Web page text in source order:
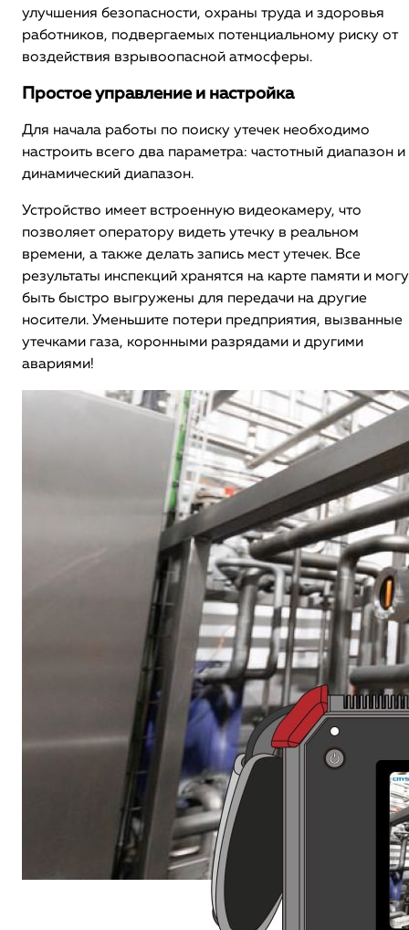
улучшения безопасности, охраны труда и здоровья
работников, подвергаемых потенциальному риску от
воздействия взрывоопасной атмосферы.
Простое управление и настройка
Для начала работы по поиску утечек необходимо
настроить всего два параметра: частотный диапазон и
динамический диапазон.
Устройство имеет встроенную видеокамеру, что
позволяет оператору видеть утечку в реальном
времени, а также делать запись мест утечек. Все
результаты инспекций хранятся на карте памяти и
быть быстро выгружены для передачи на другие
носители. Уменьшите потери предприятия, вызванные
утечками газа, коронными разрядами и другими
авариями!